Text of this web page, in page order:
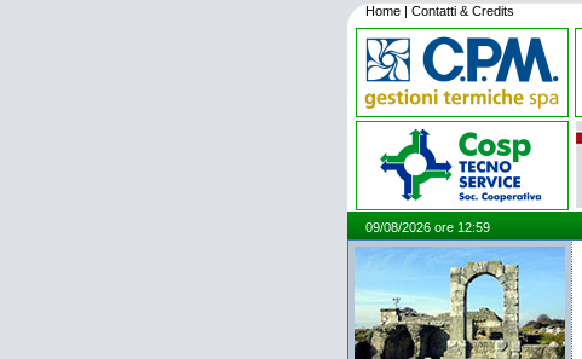
Home | Contatti & Credits
09/08/2026 ore 12:59